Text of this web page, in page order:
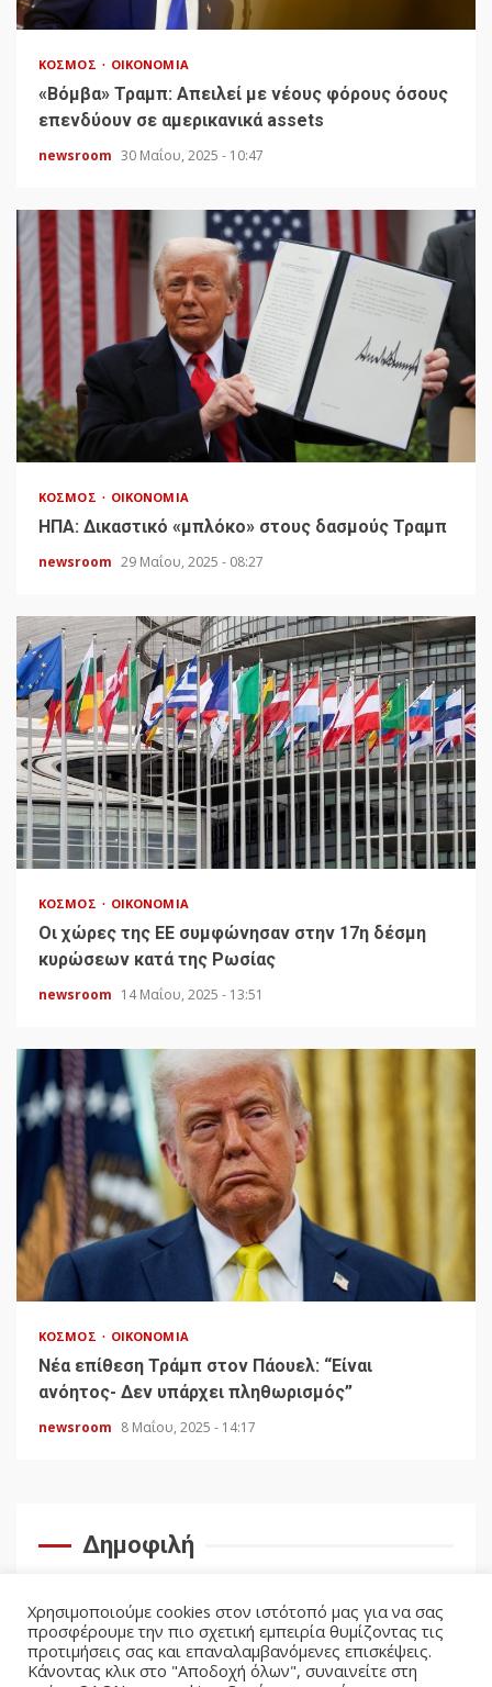
ΚΌΣΜΟΣ ΟΙΚΟΝΟΜΊΑ
«Bόμβα» Τραμπ: Απειλεί με νέους φόρους όσους
επενδύουν σε αμερικανικά assets
newsroom 30 Μαΐου, 2025 - 10:47
ΚΌΣΜΟΣ ΟΙΚΟΝΟΜΊΑ
HΠΑ: Δικαστικό «μπλόκο» στους δασμούς Τραμπ
newsroom 29 Μαΐου, 2025 - 08:27
ΚΌΣΜΟΣ ΟΙΚΟΝΟΜΊΑ
Οι χώρες της ΕΕ συμφώνησαν στην 17η δέσμη
κυρώσεων κατά της Ρωσίας
newsroom 14 Μαΐου, 2025 - 13:51
ΚΌΣΜΟΣ ΟΙΚΟΝΟΜΊΑ
Νέα επίθεση Τράμπ στον Πάουελ: “Είναι
ανόητος- Δεν υπάρχει πληθωρισμός”
newsroom 8 Μαΐου, 2025 - 14:17
Δημοφιλή
Χρησιμοποιούμε cookies στον ιστότοπό μας για να σας
προσφέρουμε την πιο σχετική εμπειρία θυμίζοντας τις
προτιμήσεις σας και επαναλαμβανόμενες επισκέψεις.
Κάνοντας κλικ στο "Αποδοχή όλων", συναινείτε στη